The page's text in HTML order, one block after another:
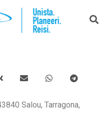
Salou, Tarragona,